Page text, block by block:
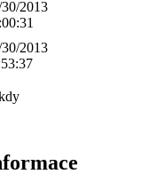
2013
2013